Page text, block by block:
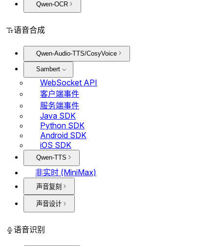
Qwen-OCR
语音合成
Qwen-Audio-TTS/CosyVoice
Sambert
WebSocket API
客户端事件
服务端事件
Java SDK
Python SDK
Android SDK
iOS SDK
Qwen-TTS
非实时 (MiniMax)
声音复刻
声音设计
语音识别